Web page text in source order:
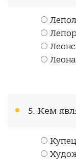
5. Кем
Купец